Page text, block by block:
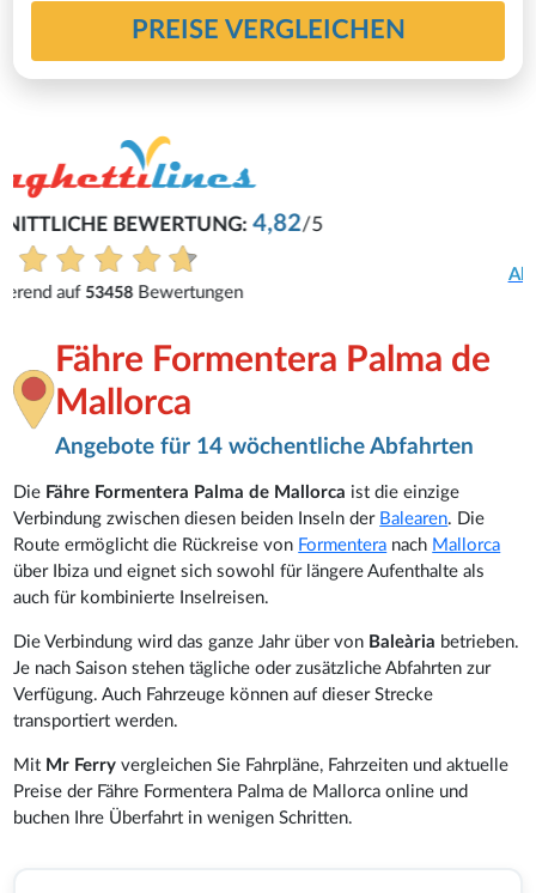
PREISE VERGLEICHEN
René
Eifach und problemlos.
Alle Bewertungen anzeigen
Fähre Formentera Palma de
Mallorca
Angebote für 14 wöchentliche Abfahrten
Die Fähre Formentera Palma de Mallorca ist die einzige
Verbindung zwischen diesen beiden Inseln der Balearen. Die
Route ermöglicht die Rückreise von Formentera nach Mallorca
über Ibiza und eignet sich sowohl für längere Aufenthalte als
auch für kombinierte Inselreisen.
Die Verbindung wird das ganze Jahr über von Baleària betrieben.
Je nach Saison stehen tägliche oder zusätzliche Abfahrten zur
Verfügung. Auch Fahrzeuge können auf dieser Strecke
transportiert werden.
Mit Mr Ferry vergleichen Sie Fahrpläne, Fahrzeiten und aktuelle
Preise der Fähre Formentera Palma de Mallorca online und
buchen Ihre Überfahrt in wenigen Schritten.